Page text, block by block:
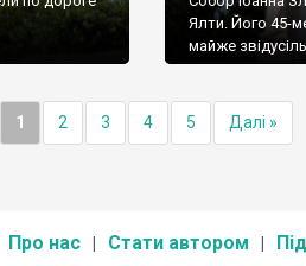
Ялти. Його 45-
майже
1 2 3 4 5 Далі »
Про нас Стати автором